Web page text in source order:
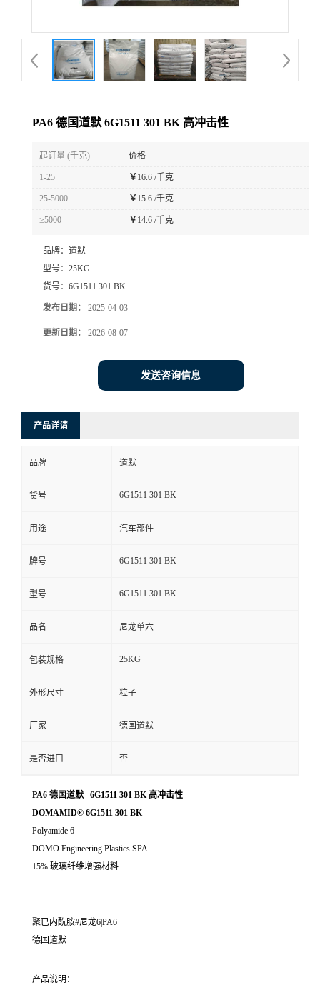
PA6 德国道默 6G1511 301 BK 高冲击性
起订量 (千克) 价格
1-25 ￥16.6 /千克
25-5000 ￥15.6 /千克
≥5000 ￥14.6 /千克
品牌： 道默
型号： 25KG
货号： 6G1511 301 BK
发布日期： 2025-04-03
更新日期： 2026-08-07
发送咨询信息
产品详请
品牌 道默
货号 6G1511 301 BK
用途 汽车部件
牌号 6G1511 301 BK
型号 6G1511 301 BK
品名 尼龙单六
包装规格 25KG
外形尺寸 粒子
厂家 德国道默
是否进口 否
PA6 德国道默 6G1511 301 BK 高冲击性
DOMAMID® 6G1511 301 BK
Polyamide 6
DOMO Engineering Plastics SPA
15% 玻璃纤维增强材料
聚已内酰胺#尼龙6|PA6
德国道默
产品说明：